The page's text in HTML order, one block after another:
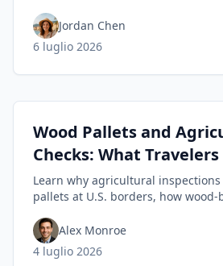
streamline security.
Jordan Chen
6 luglio 2026
Wood Pallets and
Checks: What
Learn why agricultural inspections
pallets at U.S. borders, how
Alex Monroe
4 luglio 2026